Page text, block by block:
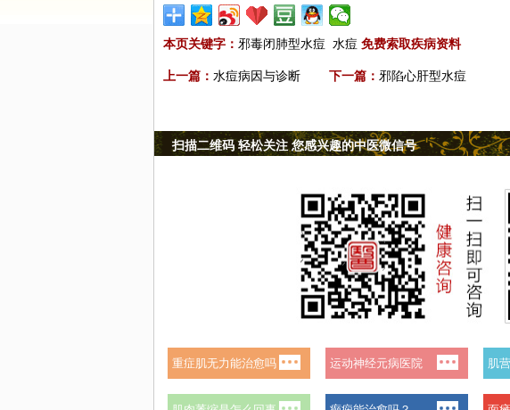
本页关键字： 邪毒闭肺型水痘 水痘 免费索取疾病资料
上一篇： 水痘病因与诊断 下一篇： 邪陷心肝型水痘
扫描二维码 轻松关注 您感兴趣的中医微信号